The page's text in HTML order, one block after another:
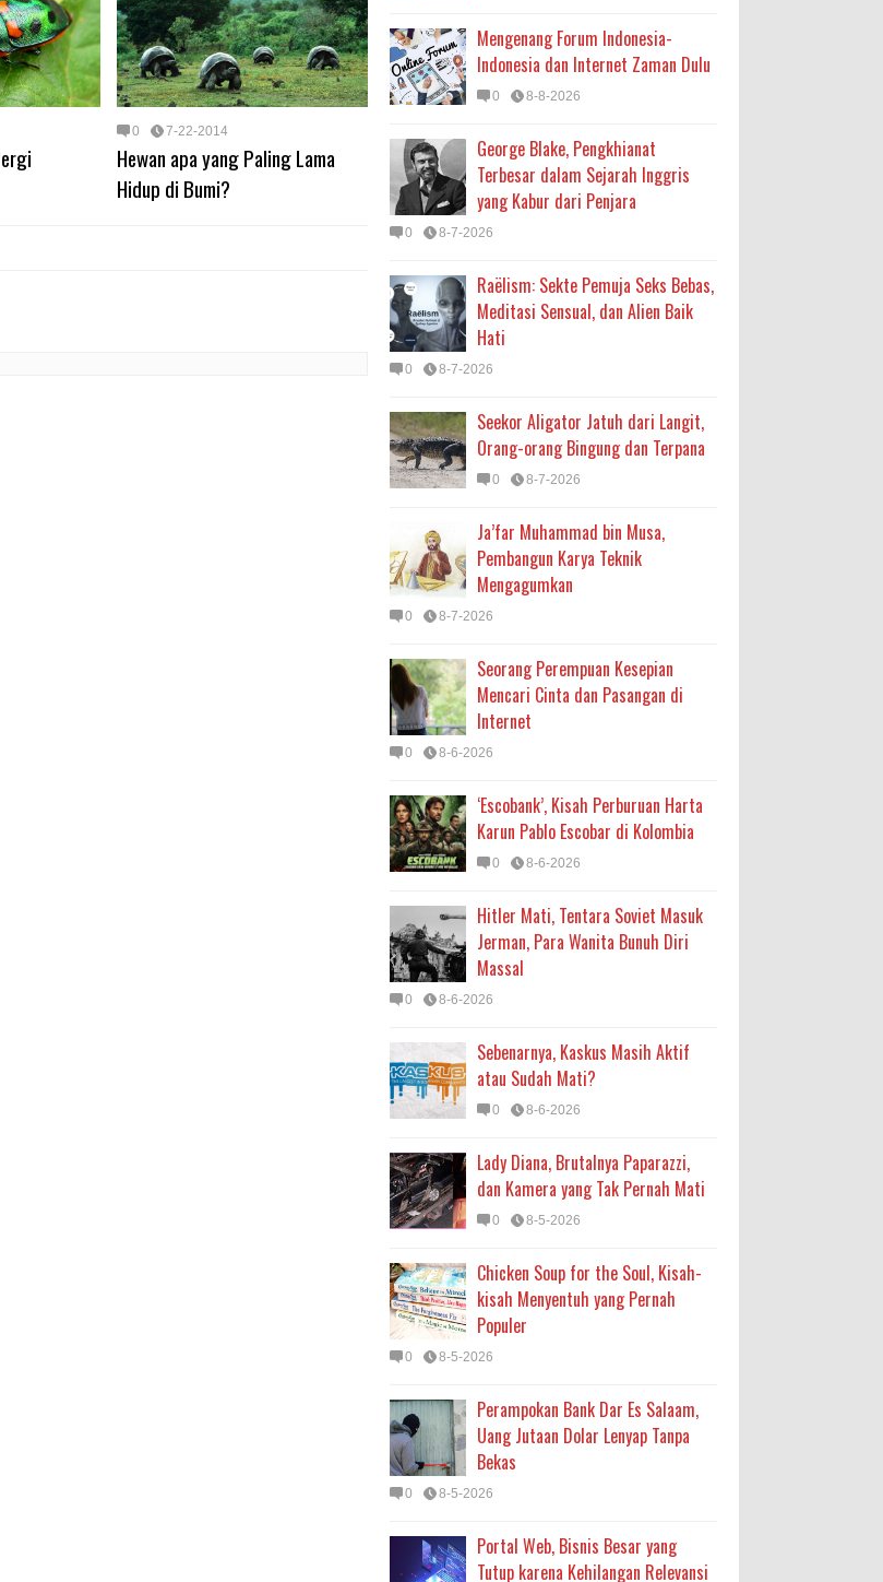
0 7-22-2014
Hewan apa yang Paling Lama
Hidup di Bumi?
Mengenang Forum Indonesia-
Indonesia dan Internet Zaman Dulu
0 8-8-2026
George Blake, Pengkhianat
Terbesar dalam Sejarah Inggris
yang Kabur dari Penjara
0 8-7-2026
Raëlism: Sekte Pemuja Seks Bebas,
Meditasi Sensual, dan Alien Baik
Hati
0 8-7-2026
Seekor Aligator Jatuh dari Langit,
Orang-orang Bingung dan Terpana
0 8-7-2026
Ja’far Muhammad bin Musa,
Pembangun Karya Teknik
Mengagumkan
0 8-7-2026
Seorang Perempuan Kesepian
Mencari Cinta dan Pasangan di
Internet
0 8-6-2026
‘Escobank’, Kisah Perburuan Harta
Karun Pablo Escobar di Kolombia
0 8-6-2026
Hitler Mati, Tentara Soviet Masuk
Jerman, Para Wanita Bunuh Diri
Massal
0 8-6-2026
Sebenarnya, Kaskus Masih Aktif
atau Sudah Mati?
0 8-6-2026
Lady Diana, Brutalnya Paparazzi,
dan Kamera yang Tak Pernah Mati
0 8-5-2026
Chicken Soup for the Soul, Kisah-
kisah Menyentuh yang Pernah
Populer
0 8-5-2026
Perampokan Bank Dar Es Salaam,
Uang Jutaan Dolar Lenyap Tanpa
Bekas
0 8-5-2026
Portal Web, Bisnis Besar yang
Tutup karena Kehilangan Relevansi